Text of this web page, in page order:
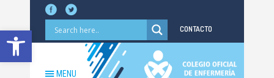
Abrir barra de herramientas CONTACTO
MENU